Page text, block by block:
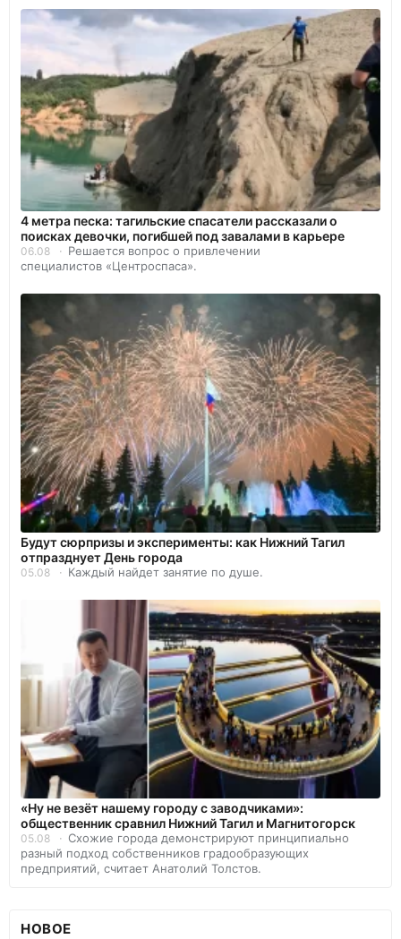
4 метра песка: тагильские спасатели рассказали о
поисках девочки, погибшей под завалами в карьере
06.08
Решается вопрос о привлечении
специалистов «Центроспаса».
Будут сюрпризы и эксперименты: как Нижний Тагил
отпразднует День города
05.08 Каждый найдет занятие по душе.
«Ну не везёт нашему городу с заводчиками»:
общественник сравнил Нижний Тагил и Магнитогорск
05.08
Схожие города демонстрируют принципиально
разный подход собственников градообразующих
предприятий, считает Анатолий Толстов.
НОВОЕ